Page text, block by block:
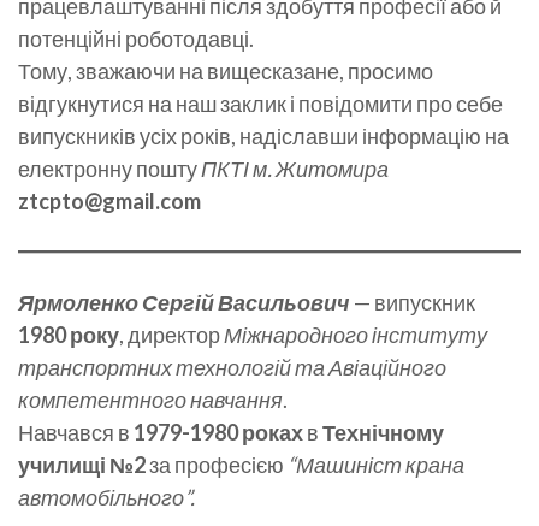
працевлаштуванні після здобуття професії або й
потенційні роботодавці.
Тому, зважаючи на вищесказане, просимо
відгукнутися на наш заклик і повідомити про себе
випускників усіх років, надіславши інформацію на
електронну поштуПКТІ м. Житомира
ztcpto@gmail.com
Ярмоленко Сергій Васильович — випускник
1980 року, директорМіжнародного інституту
транспортних технологій та Авіаційного
компетентного навчання.
Навчався в 1979-1980 рокахвТехнічному
училищі №2за професією “Машиніст крана
автомобільного”.